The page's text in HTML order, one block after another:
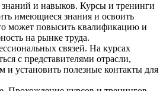
и навыков. Курсы и тренинги
имеющиеся знания и освоить
может повысить квалификацию и
на рынке труда.
связей. На курсах
с представителями отрасли,
и установить полезные контакты для